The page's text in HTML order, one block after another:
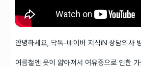
안녕하세요, 닥톡-네이버 지식iN 상담의사
여름철엔 옷이 얇아져서 여유증으로 인한